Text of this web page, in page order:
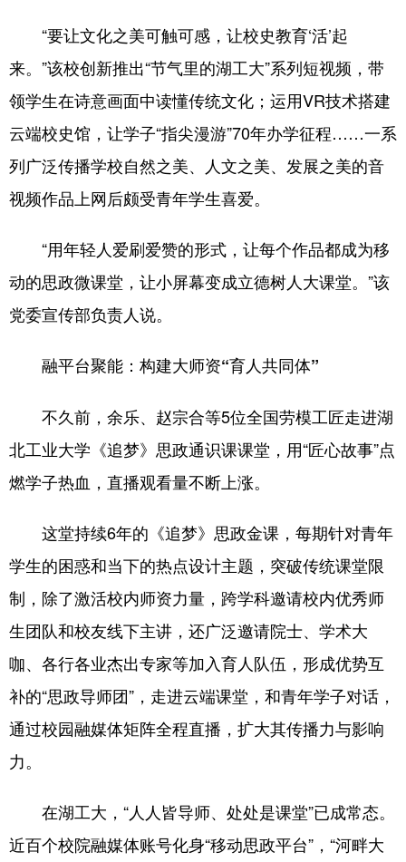
广东 广西 海南 重庆
四川 贵州 云南 西藏
陕西 甘肃 青海 宁夏
English Español Français عربى
“要让文化之美可触可感，让校史教育‘活’起
来。”该校创新推出“节气里的湖工大”系列短视频，带
领学生在诗意画面中读懂传统文化；运用VR技术搭建
云端校史馆，让学子“指尖漫游”70年办学征程……一系
列广泛传播学校自然之美、人文之美、发展之美的音
视频作品上网后颇受青年学生喜爱。
“用年轻人爱刷爱赞的形式，让每个作品都成为移
动的思政微课堂，让小屏幕变成立德树人大课堂。”该
党委宣传部负责人说。
融平台聚能：构建大师资“育人共同体”
不久前，余乐、赵宗合等5位全国劳模工匠走进湖
北工业大学《追梦》思政通识课课堂，用“匠心故事”点
燃学子热血，直播观看量不断上涨。
这堂持续6年的《追梦》思政金课，每期针对青年
学生的困惑和当下的热点设计主题，突破传统课堂限
制，除了激活校内师资力量，跨学科邀请校内优秀师
生团队和校友线下主讲，还广泛邀请院士、学术大
咖、各行各业杰出专家等加入育人队伍，形成优势互
补的“思政导师团”，走进云端课堂，和青年学子对话，
通过校园融媒体矩阵全程直播，扩大其传播力与影响
力。
在湖工大，“人人皆导师、处处是课堂”已成常态。
近百个校院融媒体账号化身“移动思政平台”，“河畔大